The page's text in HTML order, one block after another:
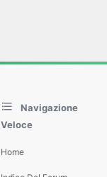
Navigazione
Veloce
Home